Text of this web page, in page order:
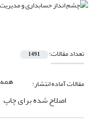
تعداد مقالات: 1491
مقالات آماده انتشار: همه
اصلاح شده برای چاپ